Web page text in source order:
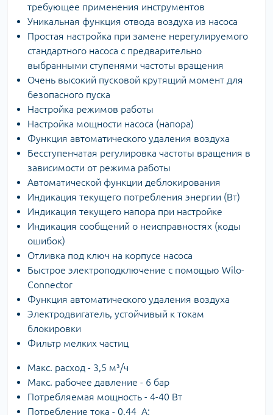
требующее применения инструментов
Уникальная функция отвода воздуха из насоса
Простая настройка при замене нерегулируемого
стандартного насоса с предварительно
выбранными ступенями частоты вращения
Очень высокий пусковой крутящий момент для
безопасного пуска
Настройка режимов работы
Настройка мощности насоса (напора)
Функция автоматического удаления воздуха
Бесступенчатая регулировка частоты вращения в
зависимости от режима работы
Автоматической функции деблокирования
Индикация текущего потребления энергии (Вт)
Индикация текущего напора при настройке
Индикация сообщений о неисправностях (коды
ошибок)
Отливка под ключ на корпусе насоса
Быстрое электроподключение с помощью Wilo-
Connector
Функция автоматического удаления воздуха
Электродвигатель, устойчивый к токам
блокировки
Фильтр мелких частиц
Макс. расход - 3,5 м³/ч
Макс. рабочее давление - 6 бар
Потребляемая мощность - 4-40 Вт
Потребление тока - 0,44 А;